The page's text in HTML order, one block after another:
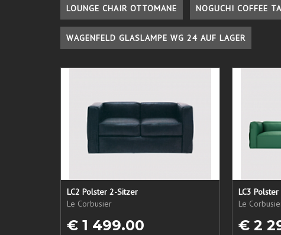
LOUNGE CHAIR OTTOMANE NOGUCHI COFFEE
WAGENFELD GLASLAMPE WG 24 AUF LAGER
LC2 Polster 2-Sitzer
Le Corbusier
€ 1 499.00
LC3
Le
€ 2